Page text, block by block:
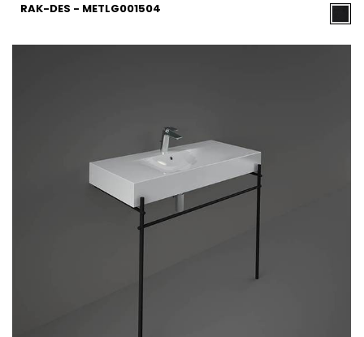
RAK-DES - METLG001504